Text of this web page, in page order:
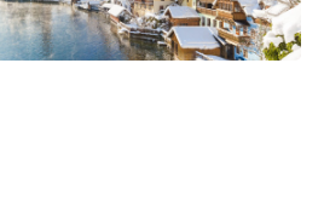
為結婚周年，即可獲贈蜜月好禮一
及收件人、聯絡電話、郵寄地址即
提前提供資料，一起收藏旅程中的幸